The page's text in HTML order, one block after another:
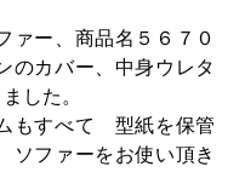
ー、商品名５６７０
カバー、中身ウレタ
した。
もすべて 型紙を保管
ソファーをお使い頂き